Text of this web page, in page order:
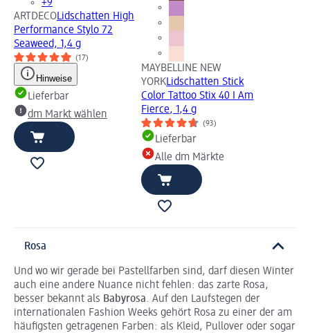
+9
ARTDECOLidschatten High
Performance Stylo 72
Seaweed, 1,4 g
(17)
Hinweise
Lieferbar
dm Markt wählen
MAYBELLINE NEW
YORKLidschatten Stick
Color Tattoo Stix 40 I Am
Fierce, 1,4 g
(93)
Lieferbar
Alle dm Märkte
Rosa
Und wo wir gerade bei Pastellfarben sind, darf diesen Winter
auch eine andere Nuance nicht fehlen: das zarte Rosa,
besser bekannt als Babyrosa. Auf den Laufstegen der
internationalen Fashion Weeks gehört Rosa zu einer der am
häufigsten getragenen Farben: als Kleid, Pullover oder sogar